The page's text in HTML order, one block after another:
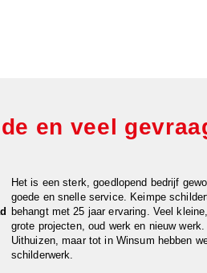
en veel
Het is een sterk, goedlopend bedrijf
goede en snelle service. Keimpe
behangt met 25 jaar ervaring. Veel
grote projecten, oud werk en nieuw
Uithuizen, maar tot in Winsum hebben
schilderwerk.